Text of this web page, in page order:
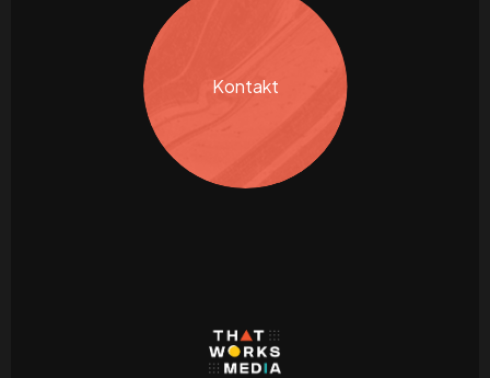
Kontakt